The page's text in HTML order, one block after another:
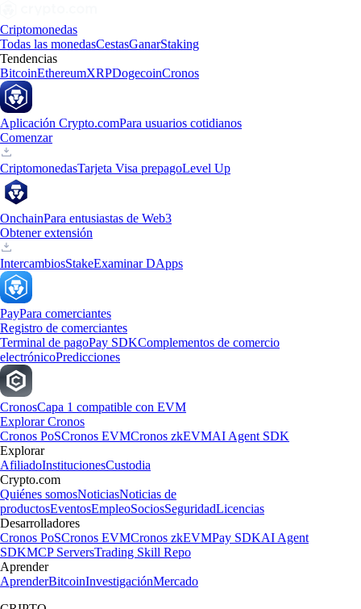
Criptomonedas
Todas las monedasCestasGanarStaking
Tendencias
BitcoinEthereumXRPDogecoinCronos
Aplicación Crypto.comPara usuarios cotidianos
Comenzar
CriptomonedasTarjeta Visa prepagoLevel Up
OnchainPara entusiastas de Web3
Obtener extensión
IntercambiosStakeExaminar DApps
PayPara comerciantes
Registro de comerciantes
Terminal de pagoPay SDKComplementos de comercio
electrónicoPredicciones
CronosCapa 1 compatible con EVM
Explorar Cronos
Cronos PoSCronos EVMCronos zkEVMAI Agent SDK
Explorar
AfiliadoInstitucionesCustodia
Crypto.com
Quiénes somosNoticiasNoticias de
productosEventosEmpleoSociosSeguridadLicencias
Desarrolladores
Cronos PoSCronos EVMCronos zkEVMPay SDKAI Agent
SDKMCP ServersTrading Skill Repo
Aprender
AprenderBitcoinInvestigaciónMercado